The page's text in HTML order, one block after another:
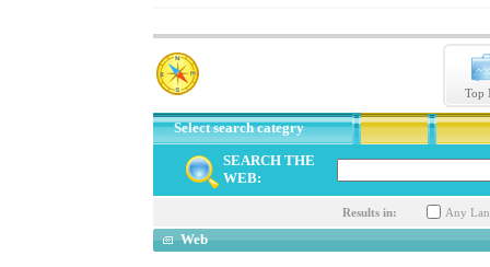
Top
Select search categry
SEARCH THE
WEB:
Results in: Any
Web